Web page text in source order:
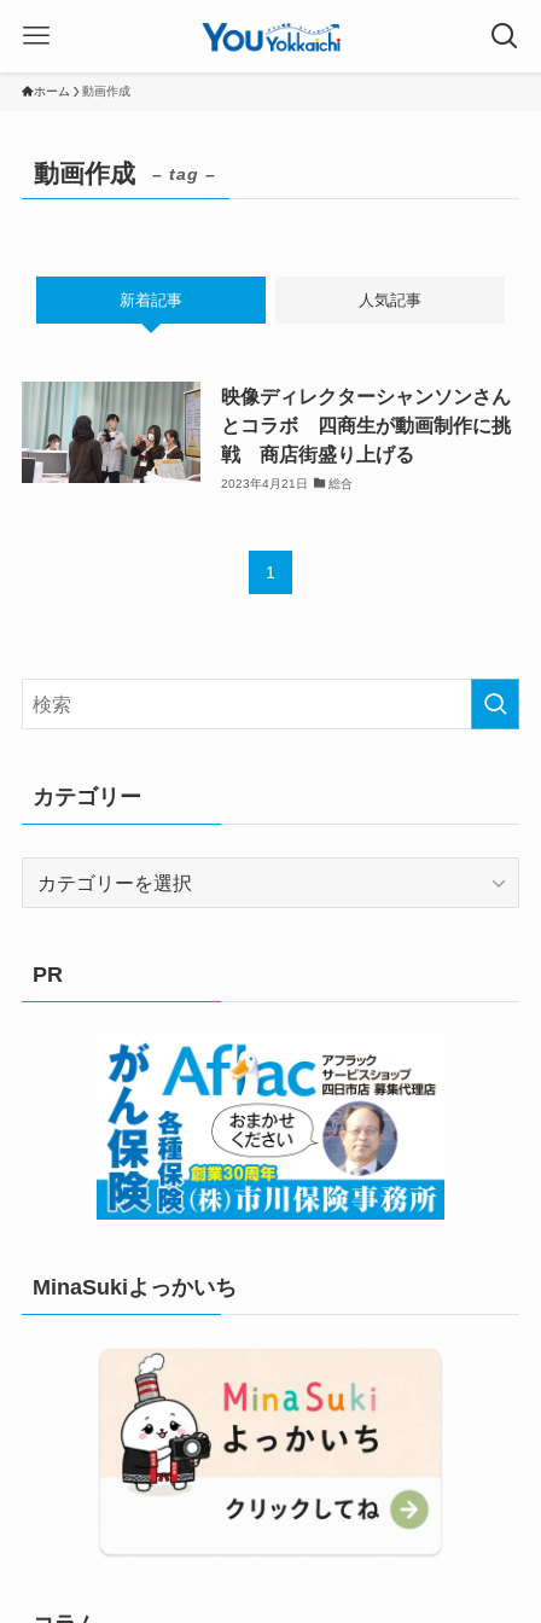
ホーム 動画作成
動画作成 – tag –
新着記事 人気記事
映像ディレクターシャンソンさん
とコラボ 四商生が動画制作に挑
戦 商店街盛り上げる
2023年4月21日 総合
1
カテゴリー
PR
MinaSukiよっかいち